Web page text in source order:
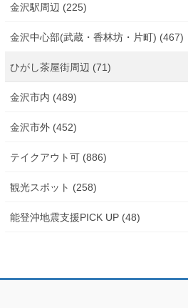
金沢駅周辺 (225)
金沢中心部(武蔵・香林坊・片町) (467)
ひがし茶屋街周辺 (71)
金沢市内 (489)
金沢市外 (452)
テイクアウト可 (886)
観光スポット (258)
能登沖地震支援PICK UP (48)